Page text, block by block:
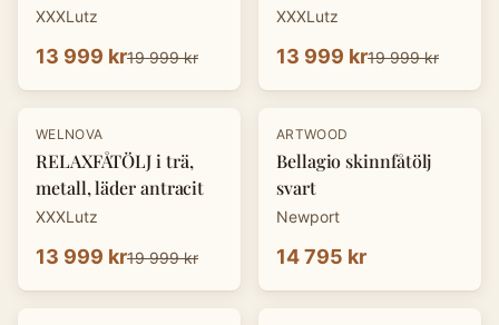
cognacfärgad
XXXLutz
13 999 kr19 999 kr
XXXLutz
13 999 kr19 999 kr
-30 %
WELNOVA
RELAXFÅTÖLJ i trä,
metall, läder antracit
XXXLutz
13 999 kr19 999 kr
ARTWOOD
Bellagio skinnfåtölj
svart
Newport
14 795 kr